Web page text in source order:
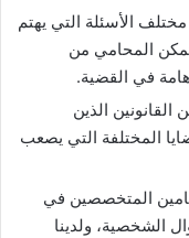
مختلف الأسئلة التي يهتم
المحامي من
في القضية.
الذين
المختلفة التي يصعب
المتخصصين في
الشخصية، ولدينا